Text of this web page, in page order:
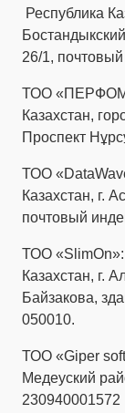
Республика
26/1,
ТОО
Казахстан,
Проспект
ТОО
Казахстан, г.
почтовый
ТОО
Казахстан, г.
Байзакова,
050010.
ТОО «Giper
Медеуский
230940001572